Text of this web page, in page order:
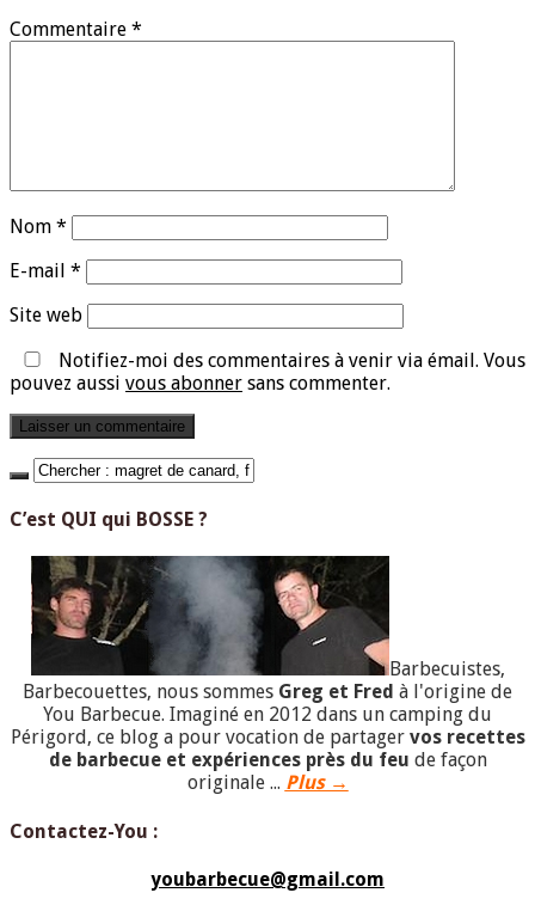
Commentaire *
Nom *
E-mail *
Site web
Notifiez-moi des commentaires à venir via émail. Vous
pouvez aussi vous abonner sans commenter.
C’est QUI qui BOSSE ?
Barbecuistes,
Barbecouettes, nous sommes Greg et Fred à l'origine de
You Barbecue. Imaginé en 2012 dans un camping du
Périgord, ce blog a pour vocation de partager vos recettes
de barbecue et expériences près du feu de façon
originale ... Plus →
Contactez-You :
youbarbecue@gmail.com